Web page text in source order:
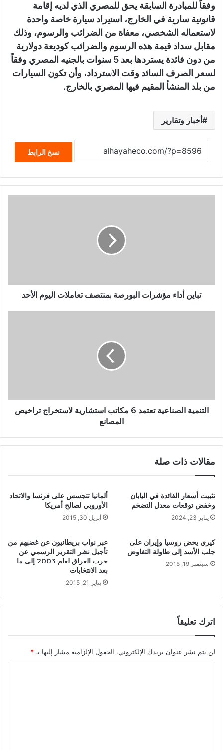
وفقاً للمبادرة السابقة يحق للمصري الذي لديه إقامة
قانونية سارية في الخارج، استيراد سيارة خاصة واحدة
لاستعماله الشخصي، معفاة من الضرائب والرسوم، وذلك
مقابل سداد قيمة هذه الرسوم والضرائب كوديعة دولارية
من دون فائدة يستردها بعد 5 سنوات بالجنيه المصري وفقاً
لسعر الصرف السائد وقت الاسترداد، وأن تكون السيارات
من بلد المنشأ المقيم فيها المصري بالخارج.
أخبار وتقارير
نسخ الرابط
تباين أداء مؤشرات البورصة بمنتصف تعاملات اليوم الأحد
التنمية الصناعية تعتمد 6 مكاتب استشارية لاستخراج تراخيص
المصانع
مقالات ذات صلة
تثبيت أسعار الفائدة في اليابان
وخفض توقعات معدل التضخم
يناير 23, 2024
ألمانيا تتجسس على فرنسا والاتحاد
الأوروبي لصالح أمريكا
أبريل 30, 2015
كيري يحض روسيا وإيران على
جلب الأسد إلى طاولة التفاوض
سبتمبر 19, 2015
عبر نواب بريطانيون عن غضبهم من
تأجيل نشر التقرير الرسمي عن
حرب العراق لعام 2003 إلى ما
بعد الانتخابات
يناير 21, 2015
اترك تعليقاً
لن يتم نشر عنوان بريدك الإلكتروني. الحقول الإلزامية مشار إليها بـ *